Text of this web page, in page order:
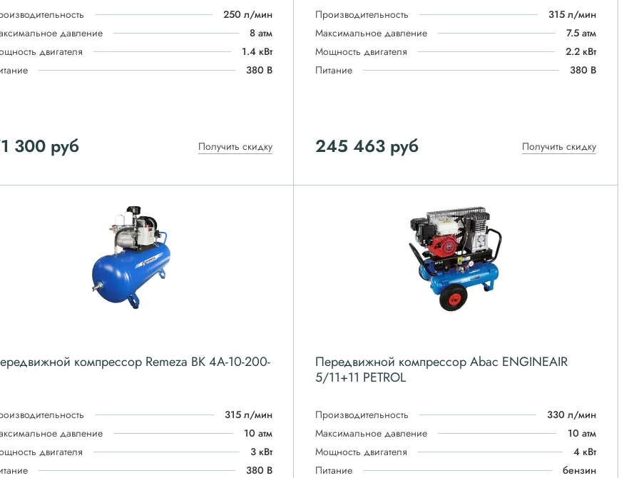
250 л/мин
давление
8 атм
двигателя
1.4 кВт
380 В
300 руб Получить скидку
Производительность
315 л/мин
Максимальное давление
7.5 атм
Мощность двигателя
2.2 кВт
Питание
380 В
245 463руб Получить скидку
компрессор Remeza ВК 4А-10-200-
315 л/мин
давление
10 атм
двигателя
3 кВт
380 В
Передвижной компрессор Abac ENGINEAIR
5/11+11 PETROL
Производительность
330 л/мин
Максимальное давление
10 атм
Мощность двигателя
4 кВт
Питание
бензин